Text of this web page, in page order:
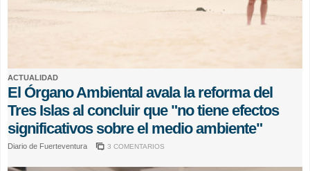
ACTUALIDAD
El Órgano Ambiental avala la reforma del
Tres Islas al concluir que "no tiene efectos
significativos sobre el medio ambiente"
Diario de Fuerteventura 3 COMENTARIOS